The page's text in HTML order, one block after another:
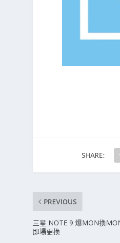
SHARE:
PREVIOUS
三星 NOTE 9 爆MON換
即場更換